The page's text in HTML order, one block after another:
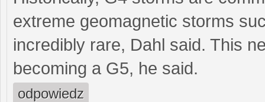
extreme geomagnetic storms
incredibly rare, Dahl said. This
becoming a G5, he said.
odpowiedz